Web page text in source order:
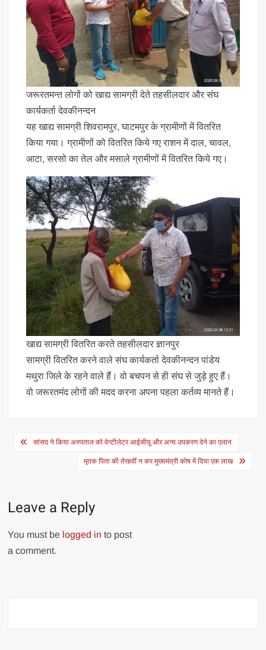
जरूरतमन्त लोगों को खाद्य सामग्री देते तहसीलदार और संघ
कार्यकर्ता देवकीनन्दन
यह खाद्य सामग्री शिवरामपुर, घाटमपुर के ग्रामीणों में वितरित
किया गया। ग्रामीणों को वितरित किये गए राशन में दाल, चावल,
आटा, सरसो का तेल और मसाले ग्रामीणों में वितरित किये गए।
खाद्य सामग्री वितरित करते तहसीलदार ज्ञानपुर
सामग्री वितरित करने वाले संघ कार्यकर्ता देवकीनन्दन पांडेय
मथुरा जिले के रहने वाले हैं। वो बचपन से ही संघ से जुड़े हुए हैं।
वो जरूरतमंद लोगों की मदद करना अपना पहला कर्तव्य मानते हैं।
Post
navigation
सांसद ने किया अस्पताल को वेन्टीलेटर आईसीयू और अन्य उपकरण देने का एलान
मृतक पिता की तेरहवीं न कर मुख्यमंत्री कोष में दिया एक लाख
Leave a Reply
You must be logged in to post
a comment.